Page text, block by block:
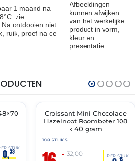
1 maand na
zie
ontdooien niet
ruik, proef na de
Afbeeldingen
kunnen afwijken
van het werkelijke
product in vorm,
kleur en
presentatie.
STUK
0,33
🔥 OP=OP
Croissant Mini Chocolade
Hazelnoot Roomboter 108
x 40 gram
108 STUKS
– PER STUK
15
32,00